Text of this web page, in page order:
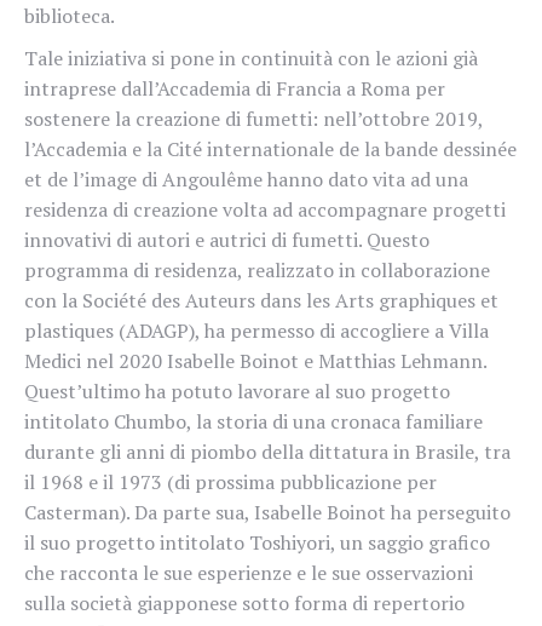
biblioteca.
Tale iniziativa si pone in continuità con le azioni già
intraprese dall’Accademia di Francia a Roma per
sostenere la creazione di fumetti: nell’ottobre 2019,
l’Accademia e la Cité internationale de la bande dessinée
et de l’image di Angoulême hanno dato vita ad una
residenza di creazione volta ad accompagnare progetti
innovativi di autori e autrici di fumetti. Questo
programma di residenza, realizzato in collaborazione
con la Société des Auteurs dans les Arts graphiques et
plastiques (ADAGP), ha permesso di accogliere a Villa
Medici nel 2020 Isabelle Boinot e Matthias Lehmann.
Quest’ultimo ha potuto lavorare al suo progetto
intitolato Chumbo, la storia di una cronaca familiare
durante gli anni di piombo della dittatura in Brasile, tra
il 1968 e il 1973 (di prossima pubblicazione per
Casterman). Da parte sua, Isabelle Boinot ha perseguito
il suo progetto intitolato Toshiyori, un saggio grafico
che racconta le sue esperienze e le sue osservazioni
sulla società giapponese sotto forma di repertorio